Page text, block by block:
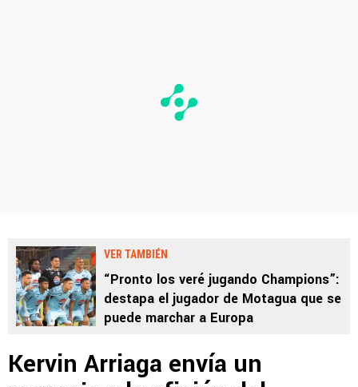
VER TAMBIÉN
“Pronto los veré jugando Champions”:
destapa el jugador de Motagua que se
puede marchar a Europa
Kervin Arriaga envía un